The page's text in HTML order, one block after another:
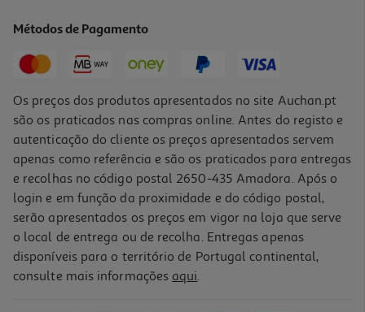
Price reduced from
9,99 €to
Promoção
Ferro De Engomar A Vapor Qilive Q.5843 2200 W Turquesa
Métodos de Pagamento
Os preços dos produtos apresentados no site Auchan.pt
são os praticados nas compras online. Antes do registo e
autenticação do cliente os preços apresentados servem
apenas como referência e são os praticados para entregas
e recolhas no código postal 2650-435 Amadora. Após o
login e em função da proximidade e do código postal,
serão apresentados os preços em vigor na loja que serve
o local de entrega ou de recolha. Entregas apenas
disponíveis para o território de Portugal continental,
consulte mais informações aqui.